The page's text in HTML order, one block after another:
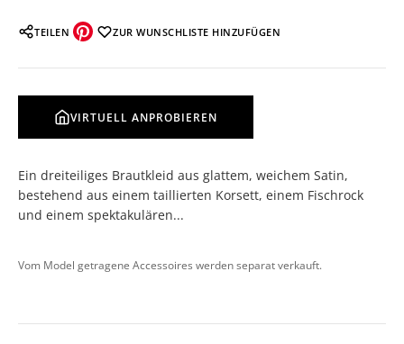
TEILEN ZUR WUNSCHLISTE HINZUFÜGEN
VIRTUELL ANPROBIEREN
Ein dreiteiliges Brautkleid aus glattem, weichem Satin,
bestehend aus einem taillierten Korsett, einem Fischrock
und einem spektakulären...
Vom Model getragene Accessoires werden separat verkauft.